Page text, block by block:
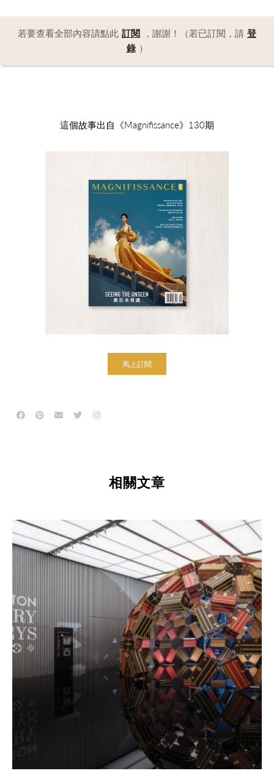
若要查看全部內容請點此 訂閱 ，謝謝！（若已訂閱，請 登
錄 ）
這個故事出自《Magnifissance》130期
馬上訂閱
相關文章